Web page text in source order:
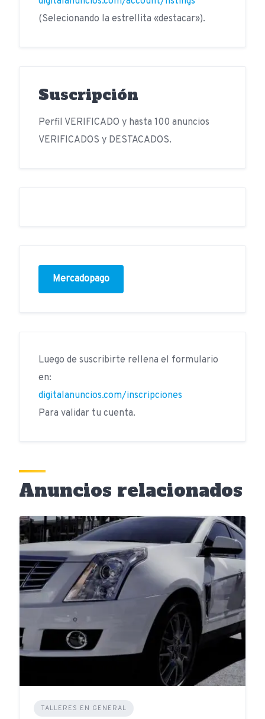
(Selecionando la estrellita «destacar»).
Suscripción
Perfil VERIFICADO y hasta 100 anuncios
VERIFICADOS y DESTACADOS.
Mercadopago
Luego de suscribirte rellena el formulario
en:
digitalanuncios.com/inscripciones
Para validar tu cuenta.
Anuncios relacionados
TALLERES EN GENERAL